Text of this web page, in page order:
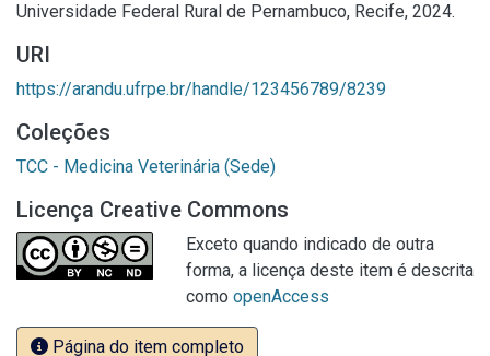
Universidade Federal Rural de Pernambuco, Recife, 2024.
URI
https://arandu.ufrpe.br/handle/123456789/8239
Coleções
TCC - Medicina Veterinária (Sede)
Licença Creative Commons
Exceto quando indicado de outra
forma, a licença deste item é descrita
como openAccess
Página do item completo